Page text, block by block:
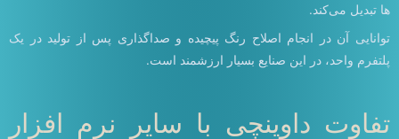
ها تبدیل می‌کند.
توانایی آن در انجام اصلاح رنگ پیچیده و صداگذاری پس از تولید در یک
پلتفرم واحد، در این صنایع بسیار ارزشمند است.
تفاوت داوینچی با سایر نرم افزار